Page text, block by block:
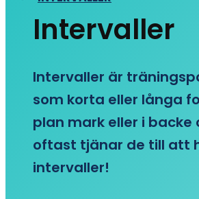
Intervaller
Intervaller är
som korta eller långa
plan mark eller i
oftast tjänar de till att
intervaller!